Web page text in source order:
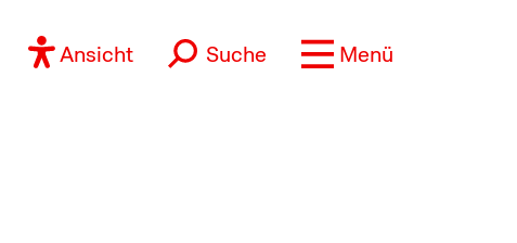
Ansicht Suche Menü